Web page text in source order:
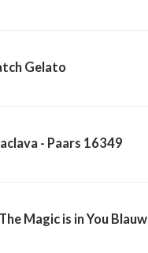
Gelato
- Paars 16349
Magic is in You Blauw